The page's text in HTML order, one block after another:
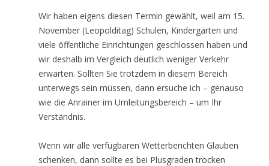
Wir haben eigens diesen Termin gewählt, weil am 15.
November (Leopolditag) Schulen, Kindergärten und
viele öffentliche Einrichtungen geschlossen haben und
wir deshalb im Vergleich deutlich weniger Verkehr
erwarten. Sollten Sie trotzdem in diesem Bereich
unterwegs sein müssen, dann ersuche ich – genauso
wie die Anrainer im Umleitungsbereich – um Ihr
Verständnis.
Wenn wir alle verfügbaren Wetterberichten Glauben
schenken, dann sollte es bei Plusgraden trocken